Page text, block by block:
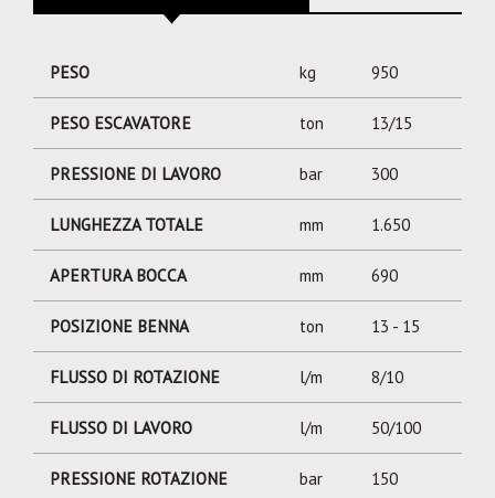
PESO kg 950
PESO ESCAVATORE ton 13/15
PRESSIONE DI LAVORO bar 300
LUNGHEZZA TOTALE mm 1.650
APERTURA BOCCA mm 690
POSIZIONE BENNA ton 13 - 15
FLUSSO DI ROTAZIONE l/m 8/10
FLUSSO DI LAVORO l/m 50/100
PRESSIONE ROTAZIONE bar 150